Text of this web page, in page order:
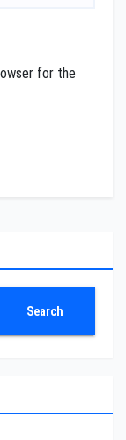
for the
Search